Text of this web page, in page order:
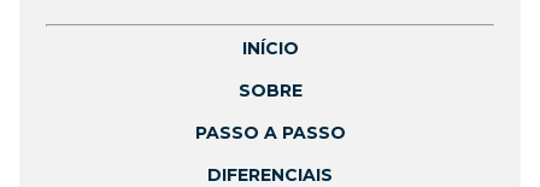
INÍCIO
SOBRE
PASSO A PASSO
DIFERENCIAIS